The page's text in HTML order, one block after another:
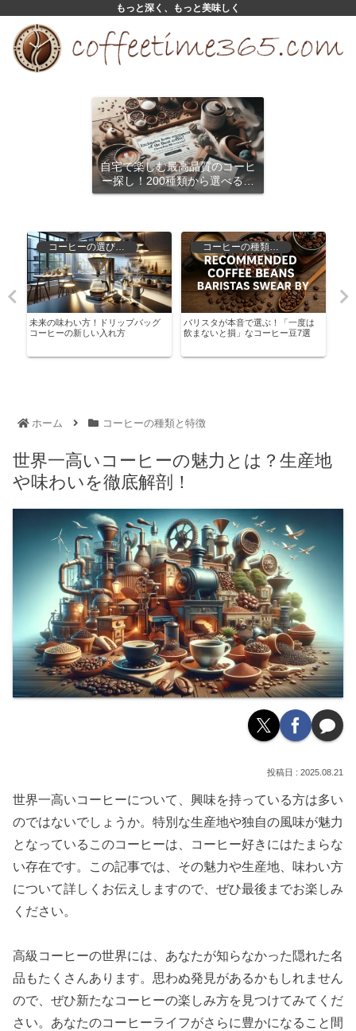
もっと深く、もっと美味しく
自宅で楽しむ最高品質のコーヒ
ー探し！200種類から選べるサ
ブスクリプション
未来の味わい方！ドリップバッグ
コーヒーの新しい入れ方
バリスタが本音で選ぶ！「一度は
飲まないと損」なコーヒー豆7選
ホーム コーヒーの種類と特徴
世界一高いコーヒーの魅力とは？生産地
や味わいを徹底解剖！
2025.08.21
世界一高いコーヒーについて、興味を持っている方は多い
のではないでしょうか。特別な生産地や独自の風味が魅力
となっているこのコーヒーは、コーヒー好きにはたまらな
い存在です。この記事では、その魅力や生産地、味わい方
について詳しくお伝えしますので、ぜひ最後までお楽しみ
ください。
高級コーヒーの世界には、あなたが知らなかった隠れた名
品もたくさんあります。思わぬ発見があるかもしれません
ので、ぜひ新たなコーヒーの楽しみ方を見つけてみてくだ
さい。あなたのコーヒーライフがさらに豊かになること間